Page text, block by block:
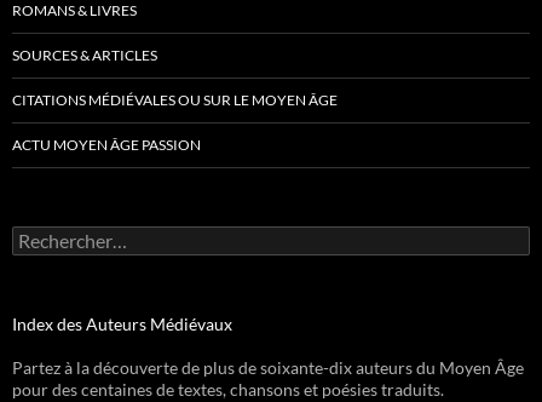
ROMANS & LIVRES
SOURCES & ARTICLES
CITATIONS MÉDIÉVALES OU SUR LE MOYEN ÂGE
ACTU MOYEN ÂGE PASSION
Rechercher :
Index des Auteurs Médiévaux
Partez à la découverte de plus de soixante-dix auteurs du Moyen Âge
pour des centaines de textes, chansons et poésies traduits.